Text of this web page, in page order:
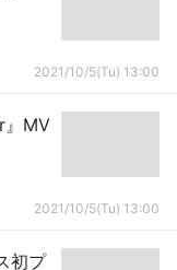
2021/10/5(Tu) 13:00
』MV
2021/10/5(Tu) 13:00
初プ